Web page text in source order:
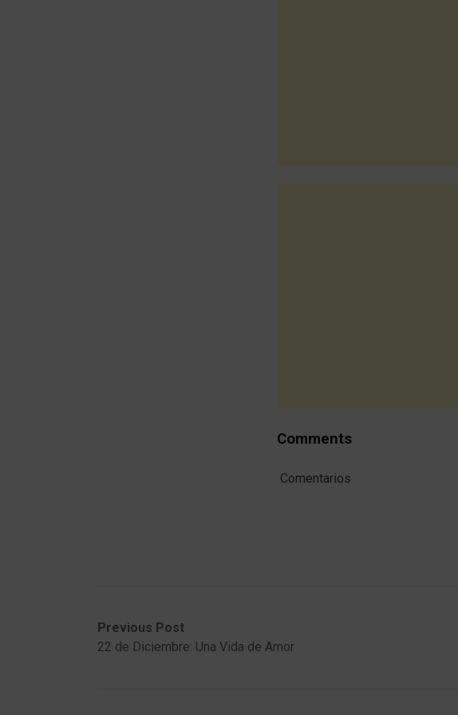
Comments
Comentarios
Previous Post
22 de Diciembre: Una Vida de Amor